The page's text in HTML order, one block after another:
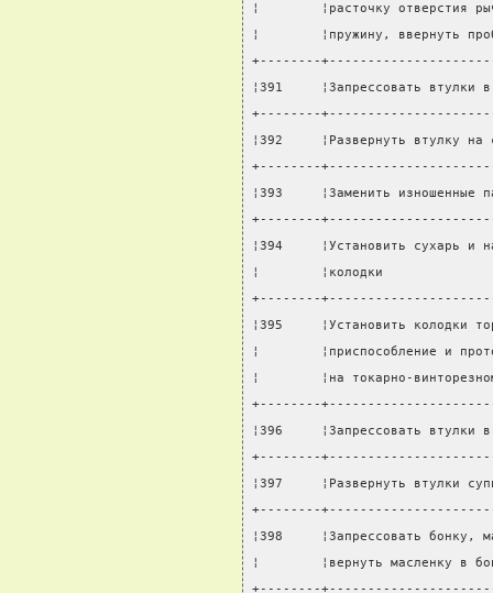
¦        ¦расточку отверстия
¦        ¦пружину, ввернуть
+--------
¦391     ¦Запрессовать
+--------
¦392     ¦Развернуть втулку
+--------
¦393     ¦Заменить
+--------
¦394     ¦Установить сухарь
¦        ¦колодки
+--------
¦395     ¦Установить
¦        ¦приспособление и
¦        ¦на токарно-
+--------
¦396     ¦Запрессовать
+--------
¦397     ¦Развернуть
+--------
¦398     ¦Запрессовать
¦        ¦вернуть
+--------